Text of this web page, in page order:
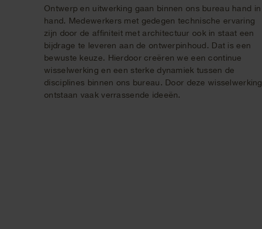
Ontwerp en uitwerking gaan binnen ons bureau hand in
hand. Medewerkers met gedegen technische ervaring
zijn door de affiniteit met architectuur ook in staat een
bijdrage te leveren aan de ontwerpinhoud. Dat is een
bewuste keuze. Hierdoor creëren we een continue
wisselwerking en een sterke dynamiek tussen de
disciplines binnen ons bureau. Door deze wisselwerking
ontstaan vaak verrassende ideeën.